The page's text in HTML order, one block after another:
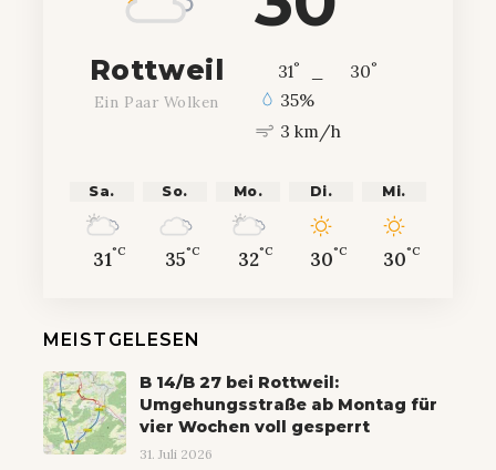
Rottweil
Ein Paar Wolken
31° 30°
35%
3 km/h
Sa.
31°C
So.
35°C
Mo.
32°C
Di.
30°C
Mi.
30°C
MEISTGELESEN
B 14/B 27 bei Rottweil:
Umgehungsstraße ab Montag für
vier Wochen voll gesperrt
31. Juli 2026